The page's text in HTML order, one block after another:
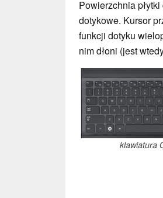
Powierzchnia
dotykowe. Kursor
funkcji dotyku
nim dłoni (jest
klawiatura